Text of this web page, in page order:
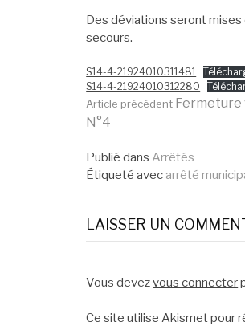
Des déviations seront mises
secours.
S14-4-21924010311481
S14-4-21924010312280
Lire
la
suite
Article précédent Fermeture
N°4
Publié dans Arrêtés
Étiqueté avec arrêté
LAISSER UN
Vous devezvous connecter
Ce site utilise Akismet pour